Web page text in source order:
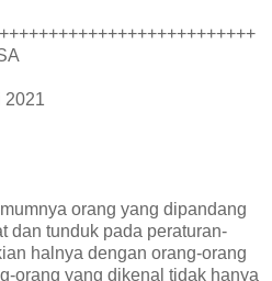
2021
orang yang dipandang
dan tunduk pada peraturan-
halnya dengan orang-orang
orang yang dikenal tidak hanya